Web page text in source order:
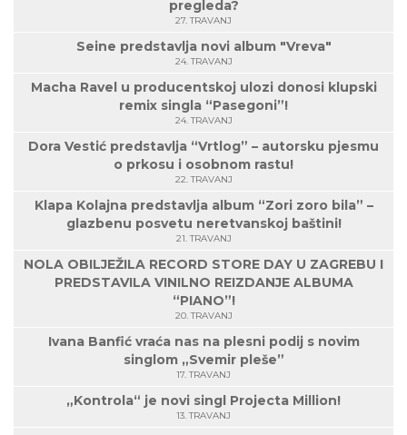
pregleda?
27. TRAVANJ
Seine predstavlja novi album "Vreva"
24. TRAVANJ
Macha Ravel u producentskoj ulozi donosi klupski
remix singla “Pasegoni”!
24. TRAVANJ
Dora Vestić predstavlja “Vrtlog” – autorsku pjesmu
o prkosu i osobnom rastu!
22. TRAVANJ
Klapa Kolajna predstavlja album “Zori zoro bila” –
glazbenu posvetu neretvanskoj baštini!
21. TRAVANJ
NOLA OBILJEŽILA RECORD STORE DAY U ZAGREBU I
PREDSTAVILA VINILNO REIZDANJE ALBUMA
“PIANO”!
20. TRAVANJ
Ivana Banfić vraća nas na plesni podij s novim
singlom „Svemir pleše”
17. TRAVANJ
„Kontrola“ je novi singl Projecta Million!
13. TRAVANJ